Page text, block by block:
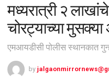
मध्यरात्री २
चोरट्याच्या
एमआयडीसी पोलीस स्थानकात
by